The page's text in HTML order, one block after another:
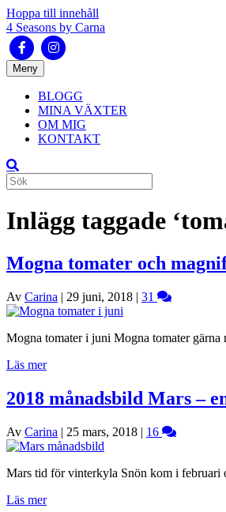
Hoppa till innehåll
4 Seasons by Carna
FacebookInstagram
Meny
BLOGG
MINA VÄXTER
OM MIG
KONTAKT
Inlägg taggade
Mogna tomater och
Av Carina | 29 juni, 2018 | 31
Mogna tomater i juni Mogna tomater
Läs mer
2018 månadsbild Mars –
Av Carina | 25 mars, 2018 | 16
Mars tid för vinterkyla Snön kom i februari
Läs mer